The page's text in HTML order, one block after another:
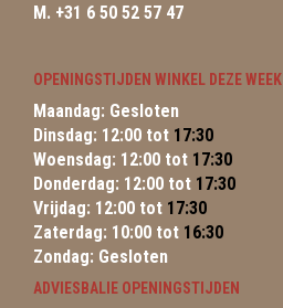
M. +31 6 50 52 57 47
OPENINGSTIJDEN WINKEL DEZE WEEK
Maandag: Gesloten
Dinsdag: 12:00 tot 17:30
Woensdag: 12:00 tot 17:30
Donderdag: 12:00 tot 17:30
Vrijdag: 12:00 tot 17:30
Zaterdag: 10:00 tot 16:30
Zondag: Gesloten
ADVIESBALIE OPENINGSTIJDEN